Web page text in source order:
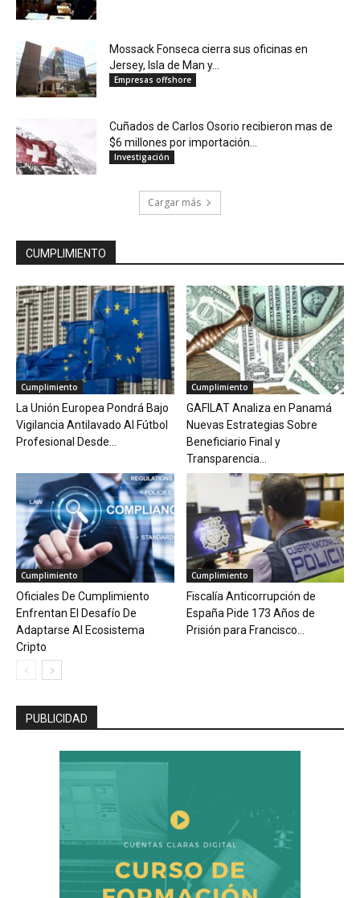
Mossack Fonseca cierra sus oficinas en
Jersey, Isla de Man y...
Empresas offshore
Cuñados de Carlos Osorio recibieron mas de
$6 millones por importación...
Investigación
Cargar más
CUMPLIMIENTO
Cumplimiento
La Unión Europea Pondrá Bajo
Vigilancia Antilavado Al Fútbol
Profesional Desde...
Cumplimiento
GAFILAT Analiza en Panamá
Nuevas Estrategias Sobre
Beneficiario Final y
Transparencia...
Cumplimiento
Oficiales De Cumplimiento
Enfrentan El Desafío De
Adaptarse Al Ecosistema
Cripto
Cumplimiento
Fiscalía Anticorrupción de
España Pide 173 Años de
Prisión para Francisco...
PUBLICIDAD